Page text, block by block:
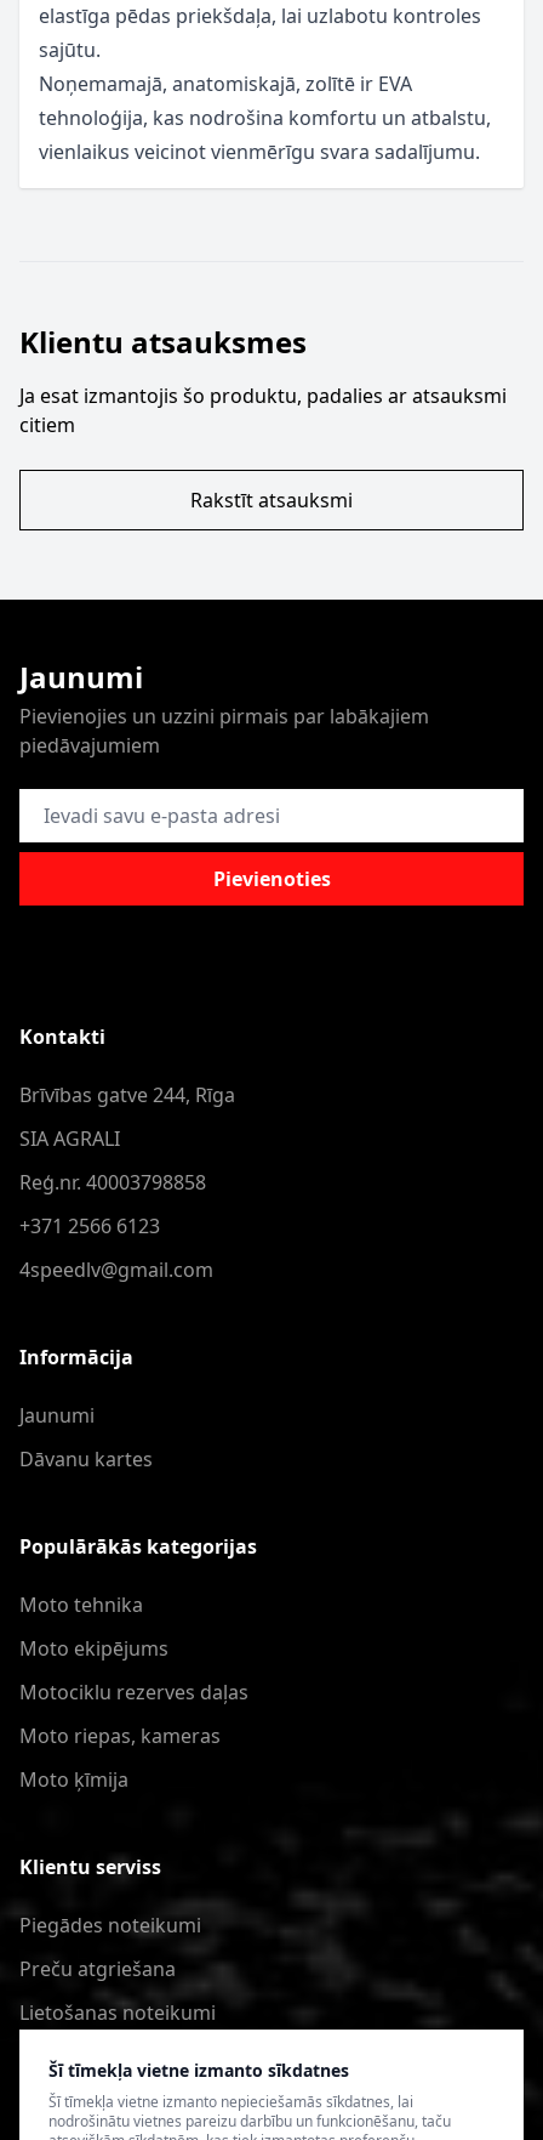
Šī tīmekļa vietne izmanto sīkdatnes
Šī tīmekļa vietne izmanto nepieciešamās sīkdatnes, lai
nodrošinātu vietnes pareizu darbību un funkcionēšanu, taču
elastīga pēdas priekšdaļa, lai uzlabotu kontroles
sajūtu.
Noņemamajā, anatomiskajā, zolītē ir EVA
tehnoloģija, kas nodrošina komfortu un atbalstu,
vienlaikus veicinot vienmērīgu svara sadalījumu.
Klientu atsauksmes
Ja esat izmantojis šo produktu, padalies ar atsauksmi
citiem
Rakstīt atsauksmi
Jaunumi
Pievienojies un uzzini pirmais par labākajiem
piedāvajumiem
E-pasta adrese
Pievienoties
Kontakti
Brīvības gatve 244, Rīga
SIA AGRALI
Reģ.nr. 40003798858
+371 2566 6123
4speedlv@gmail.com
Informācija
Jaunumi
Dāvanu kartes
Populārākās kategorijas
Moto tehnika
Moto ekipējums
Motociklu rezerves daļas
Moto riepas, kameras
Moto ķīmija
Klientu serviss
Piegādes noteikumi
Preču atgriešana
Lietošanas noteikumi
Privātuma politika